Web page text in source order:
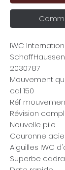
IWC
2030787
Mouvement
cal 150
Réf
Révision
Nouvelle pile
Couronne
Aiguilles IWC
Superbe